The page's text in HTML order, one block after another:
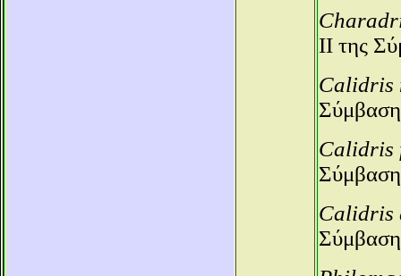
ΙΙ της
Calidris
Calidris
Calidris